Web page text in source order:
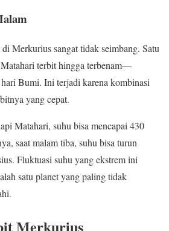
Merkurius sangat tidak seimbang. Satu
terbit hingga terbenam—
Bumi. Ini terjadi karena kombinasi
yang cepat.
Matahari, suhu bisa mencapai 430
saat malam tiba, suhu bisa turun
Fluktuasi suhu yang ekstrem ini
satu planet yang paling tidak
Merkurius